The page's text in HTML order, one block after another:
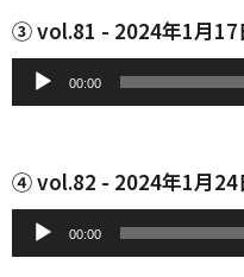
ー
プ
レ
ー
ー
③ vol.81 - 2024年1月17
プ
レ
ー
00:00
④ vol.82 - 2024年1月24
00:00